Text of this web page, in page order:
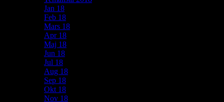
Jan 18
Feb 18
Mars 18
Apr 18
Maj 18
Jun 18
Jul 18
Aug 18
Sep 18
Okt 18
Nov 18